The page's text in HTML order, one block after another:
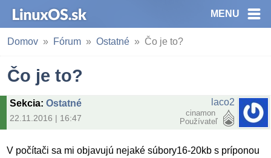
MENU
Domov Fórum Ostatné Čo je to?
Čo je to?
Sekcia: Ostatné
22.11.2016 | 16:47
laco2
cinamon
Používateľ
V počítači sa mi objavujú nejaké súbory16-20kb s príponou